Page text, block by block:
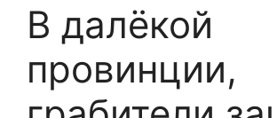
В далёкой
провинции,